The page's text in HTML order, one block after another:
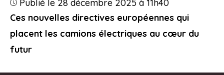
Ces nouvelles directives européennes qui
placent les camions électriques au cœur du
futur
Publié le 28 décembre 2025 à 11h40